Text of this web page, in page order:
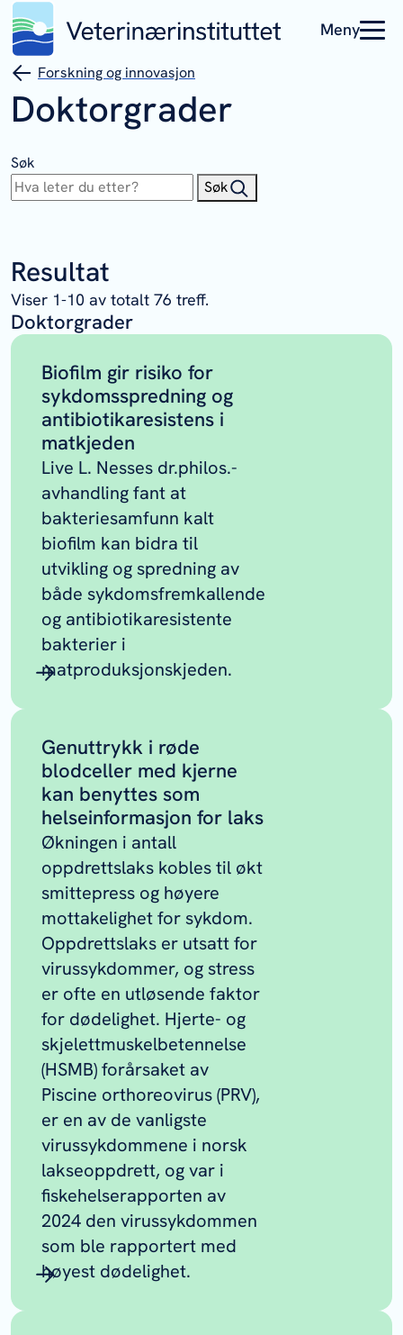
Meny
Forskning og innovasjon
Doktorgrader
Søk
Søk
Resultat
Viser 1-10 av totalt 76 treff.
Doktorgrader
Biofilm gir risiko for
sykdomsspredning og
antibiotikaresistens i
matkjeden
Live L. Nesses dr.philos.-
avhandling fant at
bakteriesamfunn kalt
biofilm kan bidra til
utvikling og spredning av
både sykdomsfremkallende
og antibiotikaresistente
bakterier i
matproduksjonskjeden.
Genuttrykk i røde
blodceller med kjerne
kan benyttes som
helseinformasjon for laks
Økningen i antall
oppdrettslaks kobles til økt
smittepress og høyere
mottakelighet for sykdom.
Oppdrettslaks er utsatt for
virussykdommer, og stress
er ofte en utløsende faktor
for dødelighet. Hjerte- og
skjelettmuskelbetennelse
(HSMB) forårsaket av
Piscine orthoreovirus (PRV),
er en av de vanligste
virussykdommene i norsk
lakseoppdrett, og var i
fiskehelserapporten av
2024 den virussykdommen
som ble rapportert med
høyest dødelighet.